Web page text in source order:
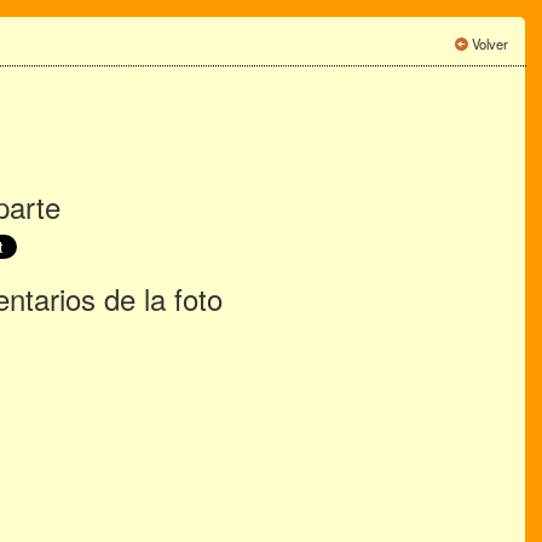
Volver
de la foto